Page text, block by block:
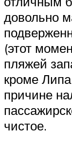
довольно
(этот
пляжей
кроме
причине
чистое.